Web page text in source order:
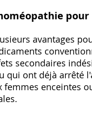
avantages
secondaires
qui ont déjà arrêté
femmes enceintes